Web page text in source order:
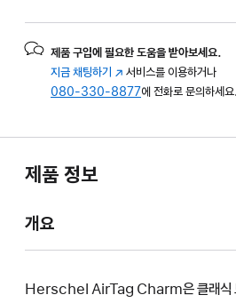
제품 구입에 필요한 도움을 받아보세요.
지금 채팅하기 (새
창에서
서비스를 이용하거나
080-330-8877에 전화로 문의하세요.
제품 정보
개요
Herschel AirTag Charm은 클래식